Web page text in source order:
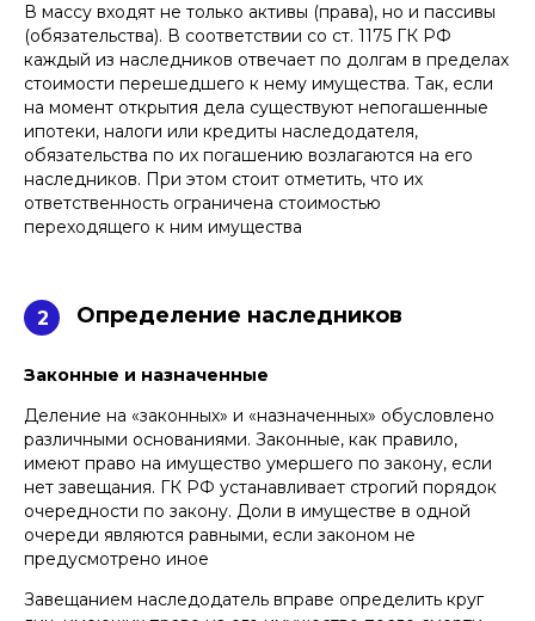
В массу входят не только активы (права), но и пассивы
(обязательства). В соответствии со ст. 1175 ГК РФ
каждый из наследников отвечает по долгам в пределах
стоимости перешедшего к нему имущества. Так, если
на момент открытия дела существуют непогашенные
ипотеки, налоги или кредиты наследодателя,
обязательства по их погашению возлагаются на его
наследников. При этом стоит отметить, что их
ответственность ограничена стоимостью
переходящего к ним имущества
2 Определение наследников
Законные и назначенные
Деление на «законных» и «назначенных» обусловлено
различными основаниями. Законные, как правило,
имеют право на имущество умершего по закону, если
нет завещания. ГК РФ устанавливает строгий порядок
очередности по закону. Доли в имуществе в одной
очереди являются равными, если законом не
предусмотрено иное
Завещанием наследодатель вправе определить круг